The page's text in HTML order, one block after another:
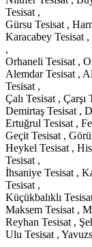
Tesisat ,
Gürsu Tesisat ,
Karacabey Tesisat
,
Orhaneli Tesisat ,
Alemdar Tesisat ,
Tesisat ,
Çalı Tesisat ,
Demirtaş Tesisat ,
Ertuğrul Tesisat ,
Geçit Tesisat ,
Heykel Tesisat ,
Tesisat ,
İhsaniye Tesisat ,
Tesisat ,
Küçükbalıklı
Maksem Tesisat ,
Reyhan Tesisat ,
Ulu Tesisat ,